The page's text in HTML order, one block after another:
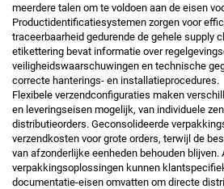
meerdere talen om te voldoen aan de eisen
Productidentificatiesystemen zorgen voor
traceerbaarheid gedurende de gehele supply
etikettering bevat informatie over
veiligheidswaarschuwingen en technische
correcte hanterings- en installatieprocedures.
Flexibele verzendconfiguraties maken
en leveringseisen mogelijk, van individuele
distributieorders. Geconsolideerde
verzendkosten voor grote orders, terwijl de
van afzonderlijke eenheden behouden blijven.
verpakkingsoplossingen kunnen
documentatie-eisen omvatten om directe